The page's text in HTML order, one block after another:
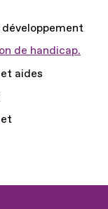
de handicap.
aides
et